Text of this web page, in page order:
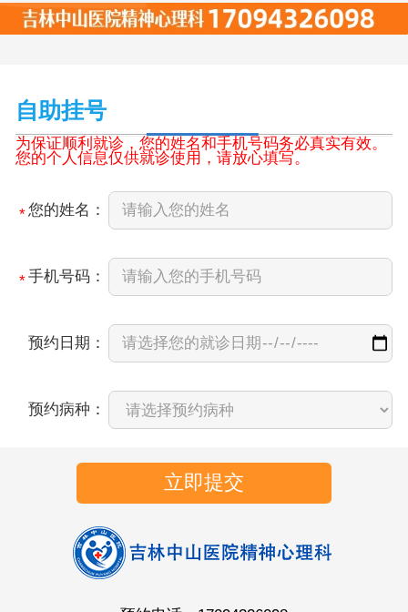
自助挂号
为保证顺利就诊，您的姓名和手机号码务必真实有效。
您的个人信息仅供就诊使用，请放心填写。
*您的姓名：
*手机号码：
预约日期：
预约病种：
立即提交